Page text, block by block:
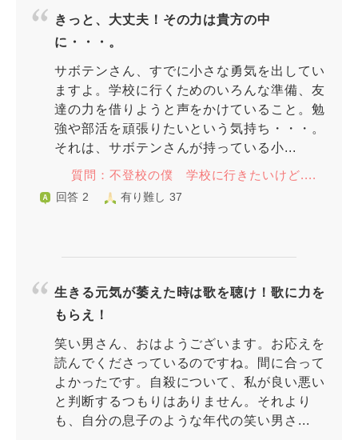
きっと、大丈夫！その力は貴方の中
に・・・。
サボテンさん、すでに小さな勇気を出してい
ますよ。学校に行くためのいろんな準備、友
達の力を借りようと声をかけていること。勉
強や部活を頑張りたいという気持ち・・・。
それは、サボテンさんが持っている小...
質問：不登校の僕 学校に行きたいけど....
回答 2 有り難し 37
生きる元気が萎えた時は歌を聴け！歌に力を
もらえ！
笑い男さん、おはようございます。お応えを
読んでくださっているのですね。間に合って
よかったです。自殺について、私が良い悪い
と判断するつもりはありません。それより
も、自分の息子のような年代の笑い男さ...